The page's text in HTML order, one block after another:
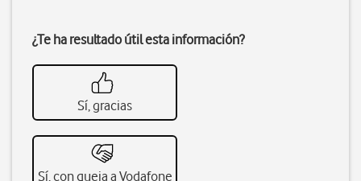
¿Te ha resultado útil esta información?
Sí, gracias
Sí, con queja a Vodafone